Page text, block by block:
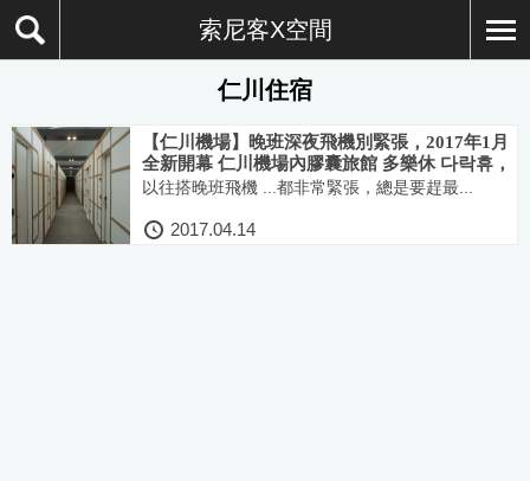
索尼客X空間
仁川住宿
【仁川機場】晚班深夜飛機別緊張，2017年1月
全新開幕 仁川機場內膠囊旅館 多樂休 다락휴，
24小時營業平價超值住宿
以往搭晚班飛機 ...都非常緊張，總是要趕最...
2017.04.14